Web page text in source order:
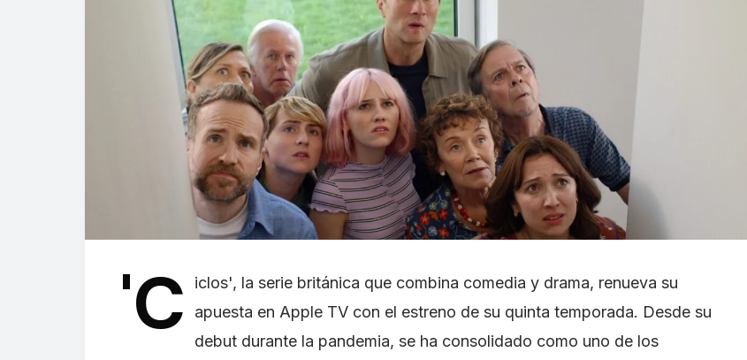
'C
iclos', la serie británica que combina comedia y drama, renueva su
apuesta en Apple TV con el estreno de su quinta temporada. Desde su
debut durante la pandemia, se ha consolidado como uno de los